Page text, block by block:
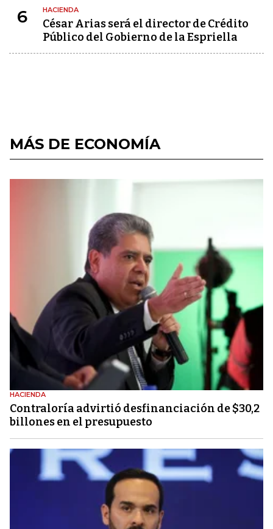
6 HACIENDA
César Arias será el director de Crédito
Público del Gobierno de la Espriella
MÁS DE ECONOMÍA
HACIENDA
Contraloría advirtió desfinanciación de $30,2
billones en el presupuesto